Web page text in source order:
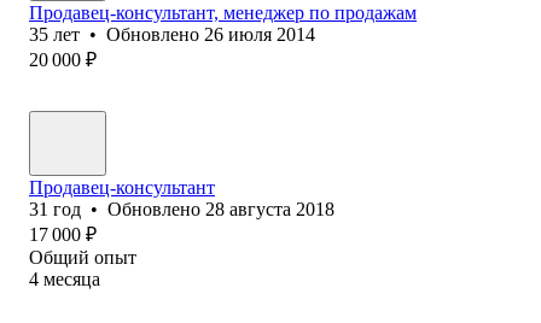
Продавец-консультант, менеджер по продажам
35 лет • Обновлено 26 июля 2014
20 000 ₽
Продавец-консультант
31 год • Обновлено 28 августа 2018
17 000 ₽
Общий опыт
4 месяца